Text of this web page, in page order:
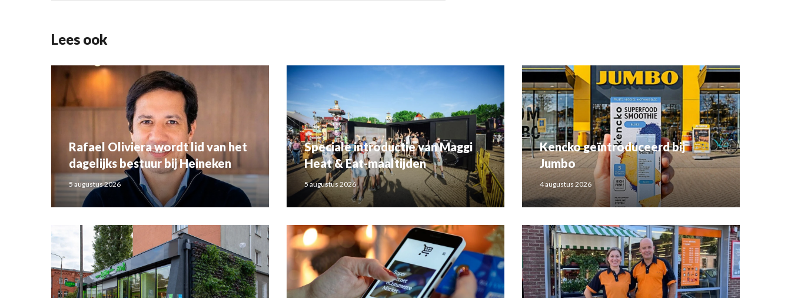
Lees ook
Rafael Oliviera wordt lid van het
dagelijks bestuur bij Heineken
5 augustus 2026
Speciale introductie van Maggi
Heat & Eat-maaltijden
5 augustus 2026
Kencko geïntroduceerd bij
Jumbo
4 augustus 2026